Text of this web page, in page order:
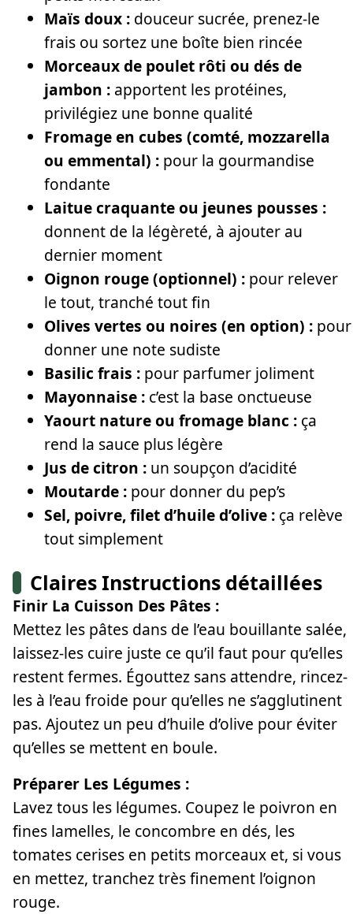
Maïs doux : douceur sucrée, prenez-le
frais ou sortez une boîte bien rincée
Morceaux de poulet rôti ou dés de
jambon : apportent les protéines,
privilégiez une bonne qualité
Fromage en cubes (comté, mozzarella
ou emmental) : pour la gourmandise
fondante
Laitue craquante ou jeunes pousses :
donnent de la légèreté, à ajouter au
dernier moment
Oignon rouge (optionnel) : pour relever
le tout, tranché tout fin
Olives vertes ou noires (en option) : pour
donner une note sudiste
Basilic frais : pour parfumer joliment
Mayonnaise : c’est la base onctueuse
Yaourt nature ou fromage blanc : ça
rend la sauce plus légère
Jus de citron : un soupçon d’acidité
Moutarde : pour donner du pep’s
Sel, poivre, filet d’huile d’olive : ça relève
tout simplement
Claires Instructions détaillées
Finir La Cuisson Des Pâtes :
Mettez les pâtes dans de l’eau bouillante salée,
laissez-les cuire juste ce qu’il faut pour qu’elles
restent fermes. Égouttez sans attendre, rincez-
les à l’eau froide pour qu’elles ne s’agglutinent
pas. Ajoutez un peu d’huile d’olive pour éviter
qu’elles se mettent en boule.
Préparer Les Légumes :
Lavez tous les légumes. Coupez le poivron en
fines lamelles, le concombre en dés, les
tomates cerises en petits morceaux et, si vous
en mettez, tranchez très finement l’oignon
rouge.